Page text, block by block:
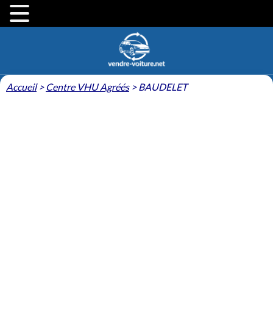
Accueil> Centre VHU Agréés> BAUDELET